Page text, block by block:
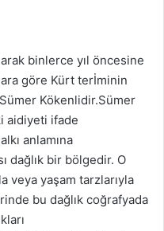
binlerce yıl öncesine
göre Kürt terİminin
Kökenlidir.Sümer
aidiyeti ifade
anlamına
dağlık bir bölgedir. O
veya yaşam tarzlarıyla
bu dağlık coğrafyada